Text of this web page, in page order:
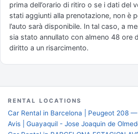
prima dell’orario di ritiro o se i dati del
stati aggiunti alla prenotazione, non è
l’auto sarà disponibile. In tal caso, a
sia stato annullato con almeno 48 ore
diritto a un risarcimento.
RENTAL LOCATIONS
Car Rental in Barcelona | Peugeot 208 —
Avis | Guayaquil - Jose Joaquin de